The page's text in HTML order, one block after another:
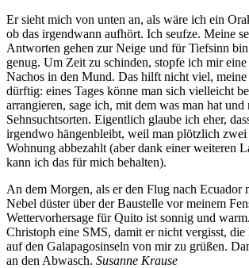
Er sieht mich von unten an, als wäre ich ein
ob das irgendwann aufhört. Ich seufze. Meine
Antworten gehen zur Neige und für Tiefsinn
genug. Um Zeit zu schinden, stopfe ich mir
Nachos in den Mund. Das hilft nicht viel,
dürftig: eines Tages könne man sich vielleicht
arrangieren, sage ich, mit dem was man hat und
Sehnsuchtsorten. Eigentlich glaube ich eher,
irgendwo hängenbleibt, weil man plötzlich
Wohnung abbezahlt (aber dank einer weiteren
kann ich das für mich behalten).
An dem Morgen, als er den Flug nach Ecuador
Nebel düster über der Baustelle vor meinem
Wettervorhersage für Quito ist sonnig und
Christoph eine SMS, damit er nicht vergisst, die
auf den Galapagosinseln von mir zu grüßen.
an den Abwasch. Susanne Krause